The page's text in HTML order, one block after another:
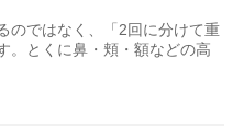
のではなく、「2回に分けて重
。とくに鼻・頬・額などの高